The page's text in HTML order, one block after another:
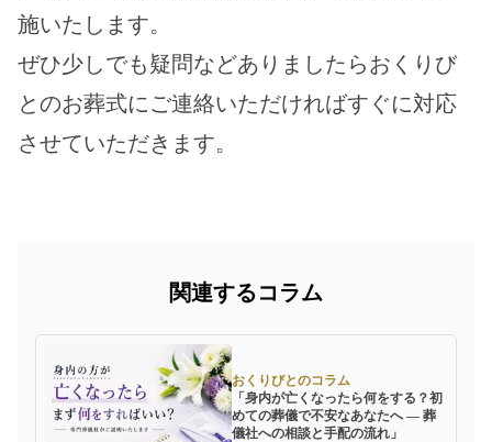
施いたします。
ぜひ少しでも疑問などありましたらおくりび
とのお葬式にご連絡いただければすぐに対応
させていただきます。
関連するコラム
おくりびとのコラム
「身内が亡くなったら何をする？初
めての葬儀で不安なあなたへ ― 葬
儀社への相談と手配の流れ」